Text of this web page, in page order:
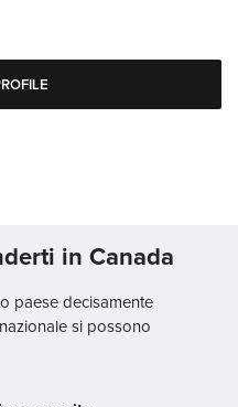
in Canada
paese decisamente
si possono